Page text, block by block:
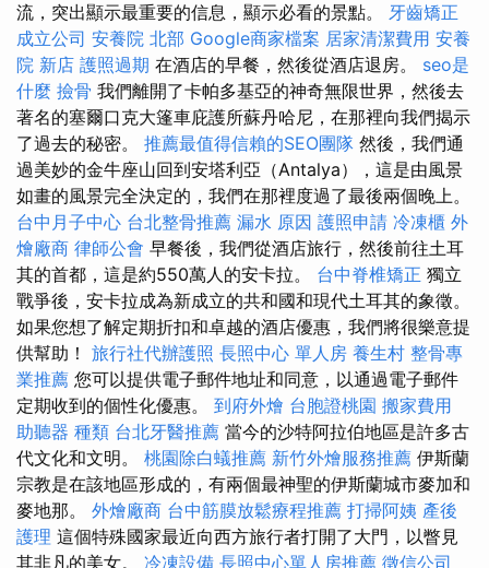
流，突出顯示最重要的信息，顯示必看的景點。 牙齒矯正
成立公司 安養院 北部 Google商家檔案 居家清潔費用 安養
院 新店 護照過期 在酒店的早餐，然後從酒店退房。 seo是
什麼 撿骨 我們離開了卡帕多基亞的神奇無限世界，然後去
著名的塞爾口克大篷車庇護所蘇丹哈尼，在那裡向我們揭示
了過去的秘密。 推薦最值得信賴的SEO團隊 然後，我們通
過美妙的金牛座山回到安塔利亞（Antalya），這是由風景
如畫的風景完全決定的，我們在那裡度過了最後兩個晚上。
台中月子中心 台北整骨推薦 漏水 原因 護照申請 冷凍櫃 外
燴廠商 律師公會 早餐後，我們從酒店旅行，然後前往土耳
其的首都，這是約550萬人的安卡拉。 台中脊椎矯正 獨立
戰爭後，安卡拉成為新成立的共和國和現代土耳其的象徵。
如果您想了解定期折扣和卓越的酒店優惠，我們將很樂意提
供幫助！ 旅行社代辦護照 長照中心 單人房 養生村 整骨專
業推薦 您可以提供電子郵件地址和同意，以通過電子郵件
定期收到的個性化優惠。 到府外燴 台胞證桃園 搬家費用
助聽器 種類 台北牙醫推薦 當今的沙特阿拉伯地區是許多古
代文化和文明。 桃園除白蟻推薦 新竹外燴服務推薦 伊斯蘭
宗教是在該地區形成的，有兩個最神聖的伊斯蘭城市麥加和
麥地那。 外燴廠商 台中筋膜放鬆療程推薦 打掃阿姨 產後
護理 這個特殊國家最近向西方旅行者打開了大門，以瞥見
其非凡的美女。 冷凍設備 長照中心單人房推薦 徵信公司